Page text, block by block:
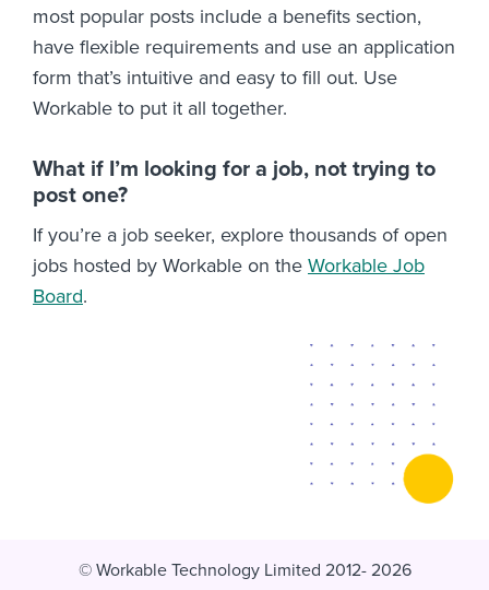
most popular posts include a benefits section,
have flexible requirements and use an application
form that’s intuitive and easy to fill out. Use
Workable to put it all together.
What if I’m looking for a job, not trying to
post one?
If you’re a job seeker, explore thousands of open
jobs hosted by Workable on the Workable Job
Board.
© Workable Technology Limited 2012- 2026